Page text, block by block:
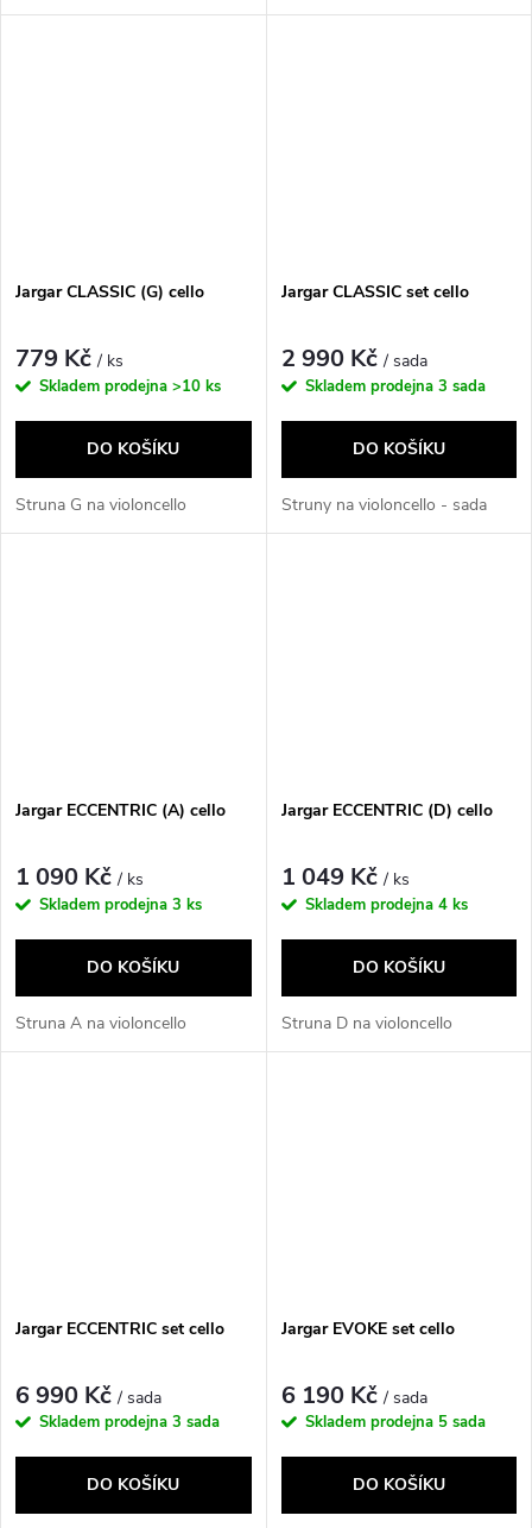
Jargar CLASSIC (G) cello
779 Kč/ ks
Skladem prodejna >10 ks
DO KOŠÍKU
Struna G na violoncello
Jargar CLASSIC set cello
2 990 Kč/ sada
Skladem prodejna 3 sada
DO KOŠÍKU
Struny na violoncello - sada
Jargar ECCENTRIC (A) cello
1 090 Kč/ ks
Skladem prodejna 3 ks
DO KOŠÍKU
Struna A na violoncello
Jargar ECCENTRIC (D) cello
1 049 Kč/ ks
Skladem prodejna 4 ks
DO KOŠÍKU
Struna D na violoncello
Jargar ECCENTRIC set cello
6 990 Kč/ sada
Skladem prodejna 3 sada
DO KOŠÍKU
Jargar EVOKE set cello
6 190 Kč/ sada
Skladem prodejna 5 sada
DO KOŠÍKU